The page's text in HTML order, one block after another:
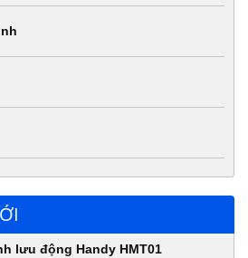
lưu động Handy HMT01